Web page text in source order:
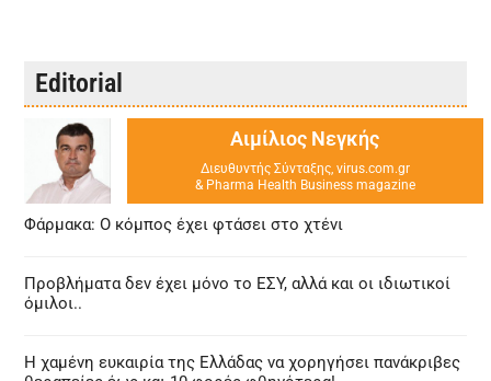
Editorial
Αιμίλιος Νεγκής
Διευθυντής Σύνταξης, virus.com.gr
& Pharma Health Business magazine
Φάρμακα: Ο κόμπος έχει φτάσει στο χτένι
Προβλήματα δεν έχει μόνο το ΕΣΥ, αλλά και οι ιδιωτικοί
όμιλοι..
Η χαμένη ευκαιρία της Ελλάδας να χορηγήσει πανάκριβες